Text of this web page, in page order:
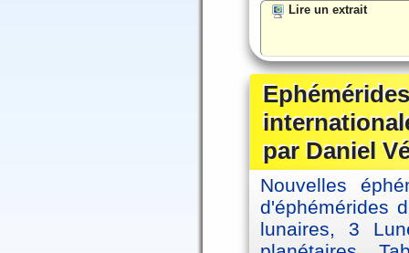
Lire un extrait
par Daniel
Nouvelles
d'éphémérides
lunaires, 3